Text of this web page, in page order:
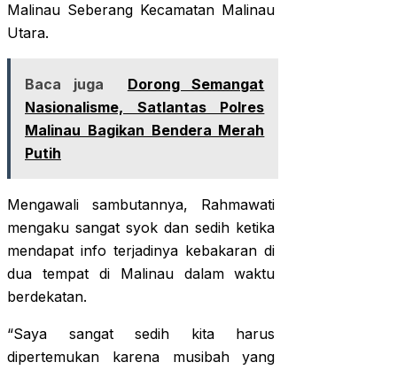
Malinau Seberang Kecamatan Malinau
Utara.
Baca juga
Dorong Semangat
Nasionalisme, Satlantas Polres
Malinau Bagikan Bendera Merah
Putih
Mengawali sambutannya, Rahmawati
mengaku sangat syok dan sedih ketika
mendapat info terjadinya kebakaran di
dua tempat di Malinau dalam waktu
berdekatan.
“Saya sangat sedih kita harus
dipertemukan karena musibah yang